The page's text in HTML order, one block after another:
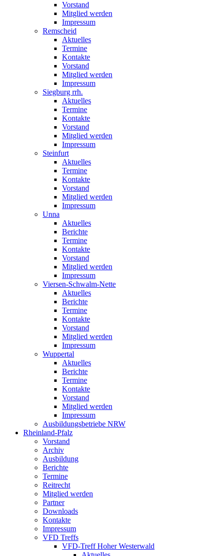
Vorstand
Mitglied werden
Impressum
Remscheid
Aktuelles
Termine
Kontakte
Vorstand
Mitglied werden
Impressum
Siegburg rrh.
Aktuelles
Termine
Kontakte
Vorstand
Mitglied werden
Impressum
Steinfurt
Aktuelles
Termine
Kontakte
Vorstand
Mitglied werden
Impressum
Unna
Aktuelles
Berichte
Termine
Kontakte
Vorstand
Mitglied werden
Impressum
Viersen-Schwalm-Nette
Aktuelles
Berichte
Termine
Kontakte
Vorstand
Mitglied werden
Impressum
Wuppertal
Aktuelles
Berichte
Termine
Kontakte
Vorstand
Mitglied werden
Impressum
Ausbildungsbetriebe NRW
Rheinland-Pfalz
Vorstand
Archiv
Ausbildung
Berichte
Termine
Reitrecht
Mitglied werden
Partner
Downloads
Kontakte
Impressum
VFD Treffs
VFD-Treff Hoher Westerwald